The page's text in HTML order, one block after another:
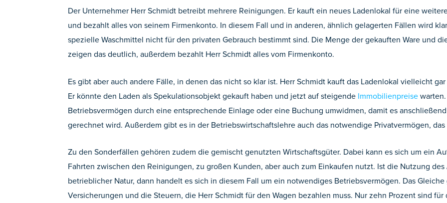
Der Unternehmer Herr Schmidt betreibt mehrere Reinigungen. Er kauft ein neues Ladenlokal für eine
und bezahlt alles von seinem Firmenkonto. In diesem Fall und in anderen, ähnlich gelagerten Fällen wird
spezielle Waschmittel nicht für den privaten Gebrauch bestimmt sind. Die Menge der gekauften Ware und
zeigen das deutlich, außerdem bezahlt Herr Schmidt alles vom Firmenkonto.
Es gibt aber auch andere Fälle, in denen das nicht so klar ist. Herr Schmidt kauft das Ladenlokal vielleicht
Er könnte den Laden als Spekulationsobjekt gekauft haben und jetzt auf steigende Immobilienpreise
Betriebsvermögen durch eine entsprechende Einlage oder eine Buchung umwidmen, damit es
gerechnet wird. Außerdem gibt es in der Betriebswirtschaftslehre auch das notwendige Privatvermögen,
Zu den Sonderfällen gehören zudem die gemischt genutzten Wirtschaftsgüter. Dabei kann es sich um ein
Fahrten zwischen den Reinigungen, zu großen Kunden, aber auch zum Einkaufen nutzt. Ist die Nutzung
betrieblicher Natur, dann handelt es sich in diesem Fall um ein notwendiges Betriebsvermögen. Das
Versicherungen und die Steuern, die Herr Schmidt für den Wagen bezahlen muss. Nur zehn Prozent sind